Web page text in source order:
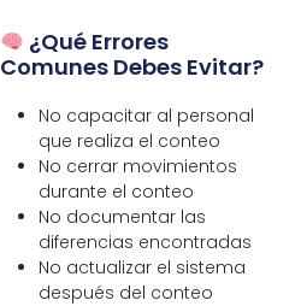
¿Qué Errores
Comunes Debes Evitar?
No capacitar al personal
que realiza el conteo
No cerrar movimientos
durante el conteo
No documentar las
diferencias encontradas
No actualizar el sistema
después del conteo